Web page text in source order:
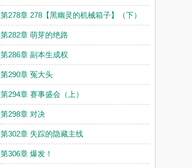
第278章 278【黑幽灵的机械箱子】（下）
第282章 萌芽的绝路
第286章 副本生成权
第290章 冤大头
第294章 赛事盛会（上）
第298章 对决
第302章 失踪的隐藏主线
第306章 爆发！